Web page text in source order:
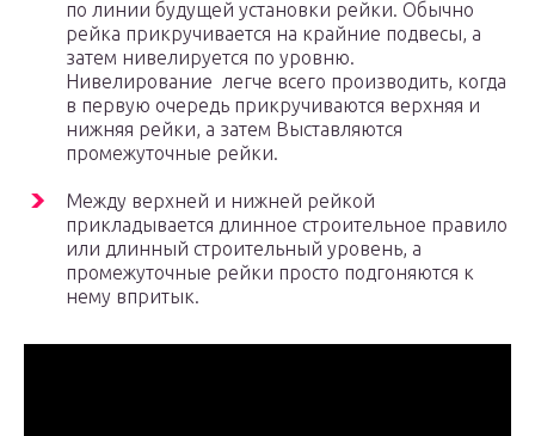
по линии будущей установки рейки. Обычно
рейка прикручивается на крайние подвесы, а
затем нивелируется по уровню.
Нивелирование легче всего производить, когда
в первую очередь прикручиваются верхняя и
нижняя рейки, а затем Выставляются
промежуточные рейки.
Между верхней и нижней рейкой
прикладывается длинное строительное правило
или длинный строительный уровень, а
промежуточные рейки просто подгоняются к
нему впритык.